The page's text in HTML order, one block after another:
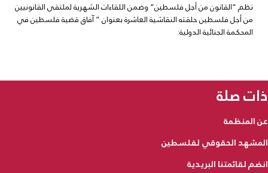
نظم “القانون من أجل فلسطين” وضمن اللقاءات الشهرية لملتقى القانونيين
من أجل فلسطين حلقته النقاشية العاشرة بعنوان ” آفاق قضية فلسطين في
المحكمة الجنائية الدولية:
ذات صلة
عن المنظمة
المشهد الحقوقي لفلسطين
انضم لقائمتنا البريدية